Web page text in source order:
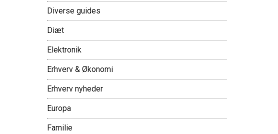
Diverse guides
Diæt
Elektronik
Erhverv & Økonomi
Erhverv nyheder
Europa
Familie